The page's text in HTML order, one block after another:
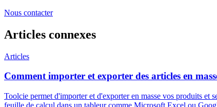
Nous contacter
Articles connexes
Articles
Comment importer et exporter des articles en
Toolcie permet d'importer et d'exporter en masse vos produits et
feuille de calcul dans un tableur comme Microsoft Excel ou